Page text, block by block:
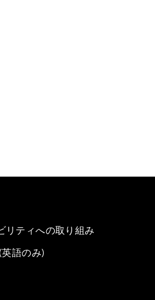
リティへの取り組み
語のみ)